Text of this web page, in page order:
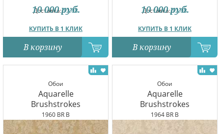
Доставка:12.08
КУПИТЬ В 1 КЛИК
10 000 руб.
В корзину
Доставка:12.08
КУПИТЬ В 1 КЛИК
10 000 руб.
В корзину
Обои
Aquarelle
Brushstrokes
1960 BR B
Обои
Aquarelle
Brushstrokes
1964 BR B